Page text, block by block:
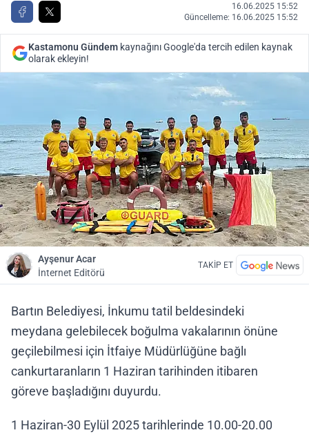
16.06.2025 15:52
Güncelleme: 16.06.2025 15:52
Kastamonu Gündem kaynağını Google'da tercih edilen kaynak
olarak ekleyin!
Ayşenur Acar
İnternet Editörü
TAKİP ET
Bartın Belediyesi, İnkumu tatil beldesindeki
meydana gelebilecek boğulma vakalarının önüne
geçilebilmesi için İtfaiye Müdürlüğüne bağlı
cankurtaranların 1 Haziran tarihinden itibaren
göreve başladığını duyurdu.
1 Haziran-30 Eylül 2025 tarihlerinde 10.00-20.00